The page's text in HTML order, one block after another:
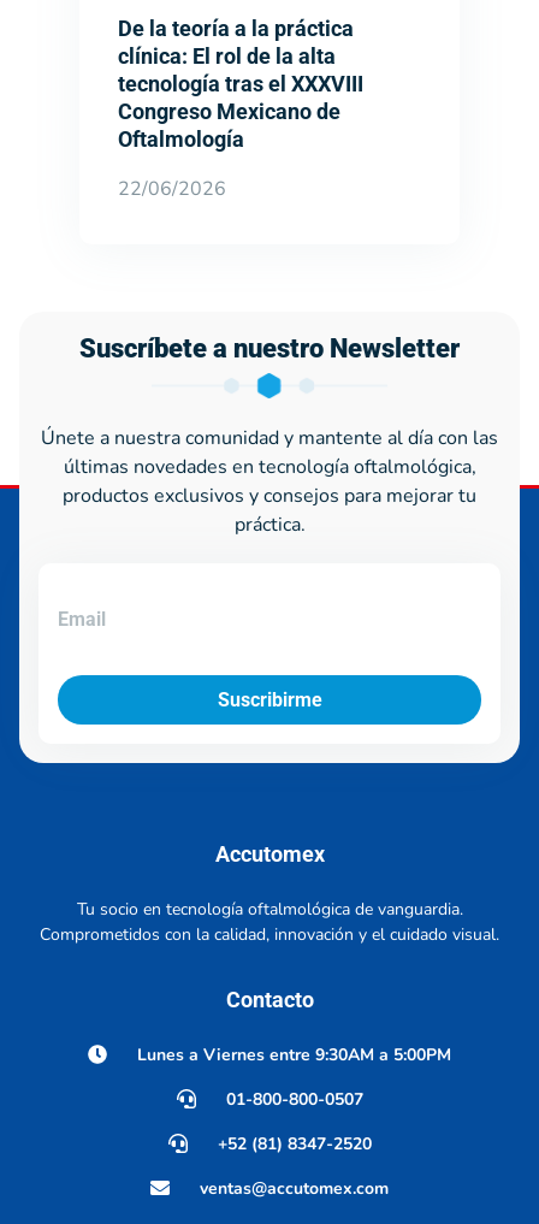
De la teoría a la práctica
clínica: El rol de la alta
tecnología tras el XXXVIII
Congreso Mexicano de
Oftalmología
22/06/2026
Suscríbete a nuestro Newsletter
Únete a nuestra comunidad y mantente al día con las
últimas novedades en tecnología oftalmológica,
productos exclusivos y consejos para mejorar tu
práctica.
Suscribirme
Accutomex
Tu socio en tecnología oftalmológica de vanguardia.
Comprometidos con la calidad, innovación y el cuidado visual.
Contacto
Lunes a Viernes entre 9:30AM a 5:00PM
01-800-800-0507
+52 (81) 8347-2520
ventas@accutomex.com